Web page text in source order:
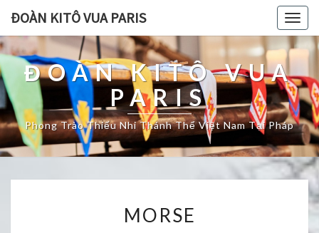
ĐOÀN KITÔ VUA PARIS
ĐOÀN KITÔ VUA
PARIS
Phong Trào Thiếu Nhi Thánh Thể Việt Nam Tại Pháp
MORSE